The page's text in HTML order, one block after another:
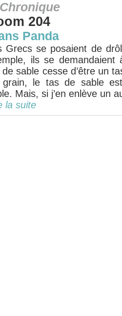
Chronique
204
Panda
Grecs se posaient de
ils se
sable cesse d’être un
grain, le tas de sable
Mais, si j’en enlève un
la suite